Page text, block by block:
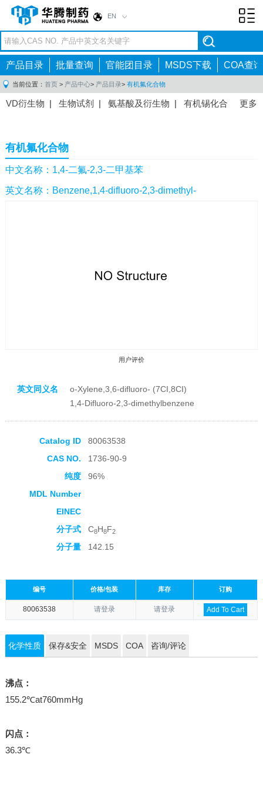
EN
产品目录 批量查询 官能团目录 MSDS下载 COA查询
当前位置： 首页 > 产品中心> 产品目录> 有机氟化合物
更多
VD衍生物 | 生物试剂 | 氨基酸及衍生物 | 有机锡化合
间体|抗高血压药物中间体
感染药物中间体|
体 |抗精神病药物中间体 | 抗炎药物中间体
药中间体|其他原料药中间体|
有机氟化合物
中文名称：1,4-二氟-2,3-二甲基苯
英文名称：Benzene,1,4-difluoro-2,3-dimethyl-
用户评价
收藏产品
英文同义名
o-Xylene,3,6-difluoro- (7CI,8CI)
1,4-Difluoro-2,3-dimethylbenzene
Catalog ID
80063538
CAS NO.
1736-90-9
纯度
96%
MDL Number
EINEC
分子式
C8H8F2
分子量 142.15
编号 价格/包装 库存 订购
80063538 请登录 请登录 Add To Cart
化学性质 保存&安全 MSDS COA 咨询/评论
沸点：
155.2℃at760mmHg
闪点：
36.3℃